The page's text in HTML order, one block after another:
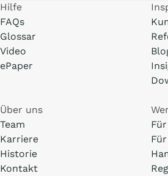
Hilfe
FAQs
Glossar
Video
ePaper
Über uns
Team
Karriere
Historie
Kontakt